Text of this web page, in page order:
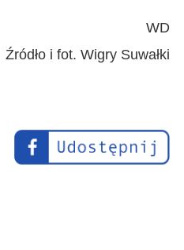
WD
Źródło i fot. Wigry Suwałki